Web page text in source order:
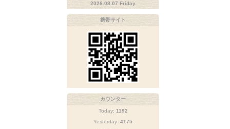
2026.08.07 Friday
携帯サイト
カウンター
Today: 1192
Yesterday: 4175